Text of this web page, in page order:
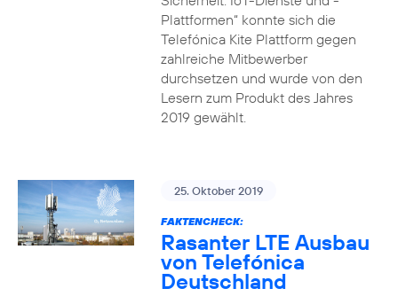
Plattformen“ konnte sich die
Telefónica Kite Plattform gegen
zahlreiche Mitbewerber
durchsetzen und wurde von den
Lesern zum Produkt des Jahres
2019 gewählt.
25. Oktober 2019
FAKTENCHECK:
Rasanter LTE Ausbau
von Telefónica
Deutschland